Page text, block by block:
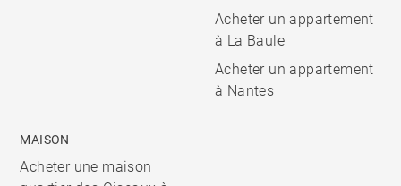
Acheter un appartement
à La Baule
Acheter un appartement
à Nantes
MAISON
Acheter une maison